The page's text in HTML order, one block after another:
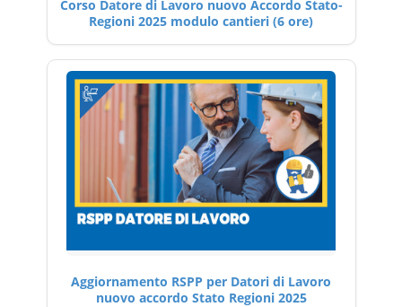
Corso Datore di Lavoro nuovo Accordo Stato-
Regioni 2025 modulo cantieri (6 ore)
Aggiornamento RSPP per Datori di Lavoro
nuovo accordo Stato Regioni 2025